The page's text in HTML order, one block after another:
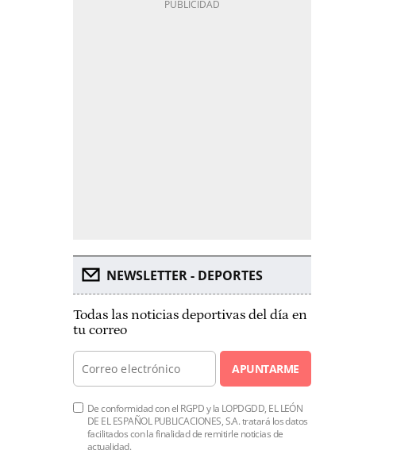
NEWSLETTER - DEPORTES
Todas las noticias deportivas del día en
tu correo
APUNTARME
De conformidad con el RGPD y la LOPDGDD, EL LEÓN
DE EL ESPAÑOL PUBLICACIONES, S.A. tratará los datos
facilitados con la finalidad de remitirle noticias de
actualidad.